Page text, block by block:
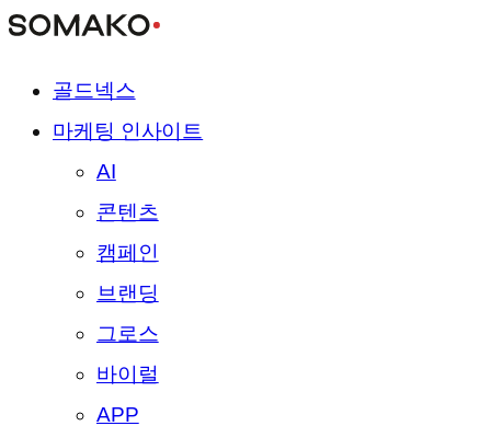
골드넥스
마케팅 인사이트
AI
콘텐츠
캠페인
브랜딩
그로스
바이럴
APP